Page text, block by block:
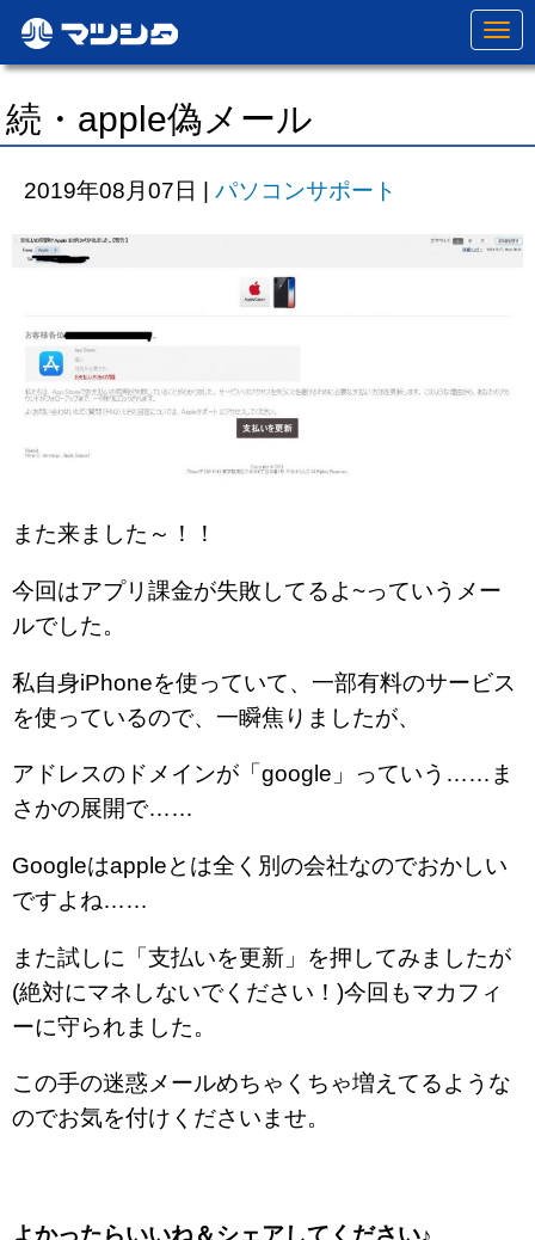
N
a
v
t
続・apple偽メール
2019年08月07日 | パソコンサポート
また来ました～！！
今回はアプリ課金が失敗してるよ~っていうメー
ルでした。
私自身iPhoneを使っていて、一部有料のサービス
を使っているので、一瞬焦りましたが、
アドレスのドメインが「google」っていう……ま
さかの展開で……
Googleはappleとは全く別の会社なのでおかしい
ですよね……
また試しに「支払いを更新」を押してみましたが
(絶対にマネしないでください！)今回もマカフィ
ーに守られました。
この手の迷惑メールめちゃくちゃ増えてるような
のでお気を付けくださいませ。
よかったらいいね＆シェアしてください♪